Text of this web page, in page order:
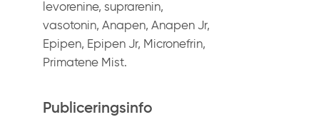
levorenine, suprarenin,
vasotonin, Anapen, Anapen Jr,
Epipen, Epipen Jr, Micronefrin,
Primatene Mist.
Publiceringsinfo